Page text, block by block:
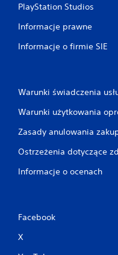
PlayStation Studios
Informacje prawne
Informacje o firmie SIE
Warunki świadczenia
Warunki użytkowania
Zasady anulowania
Ostrzeżenia dotyczące
Informacje o ocenach
Facebook
X